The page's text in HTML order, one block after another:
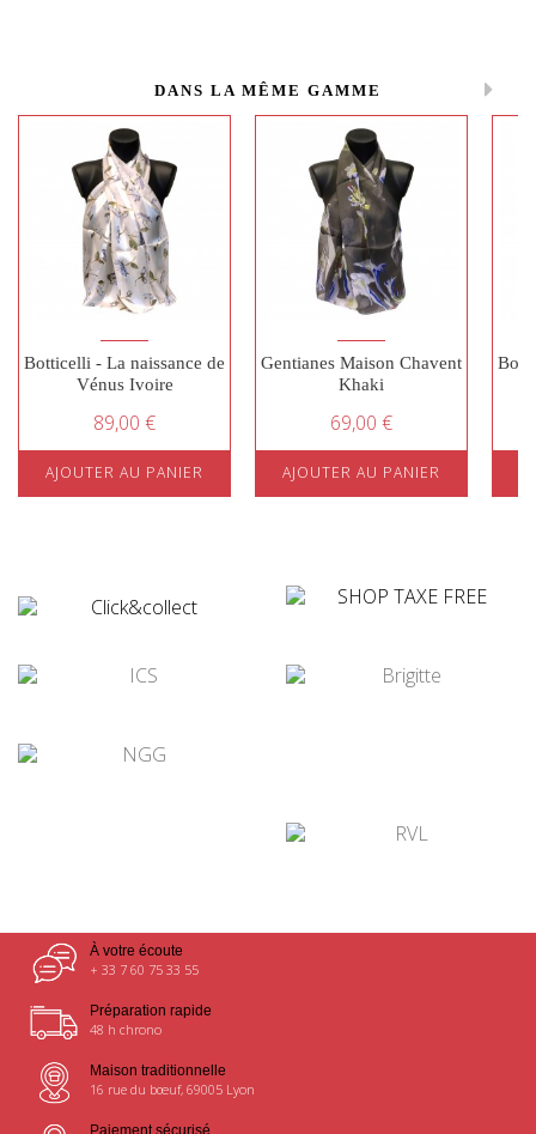
DANS LA MÊME GAMME
Botticelli - La naissance de
Vénus Ivoire
89,00 €
AJOUTER AU PANIER
Gentianes Maison Chavent
Khaki
69,00 €
AJOUTER AU PANIER
À votre écoute
+ 33 7 60 75 33 55
Préparation rapide
48 h chrono
Maison traditionnelle
16 rue du bœuf, 69005 Lyon